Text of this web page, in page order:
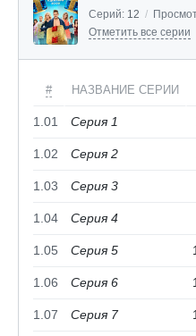
Серий: 12 /
Отметить все серии
# НАЗВАНИЕ СЕРИИ
1.01 Серия 1
1.02 Серия 2
1.03 Серия 3
1.04 Серия 4
1.05 Серия 5
1.06 Серия 6
1.07 Серия 7